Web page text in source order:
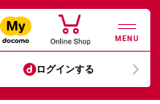
MENU
ログインする